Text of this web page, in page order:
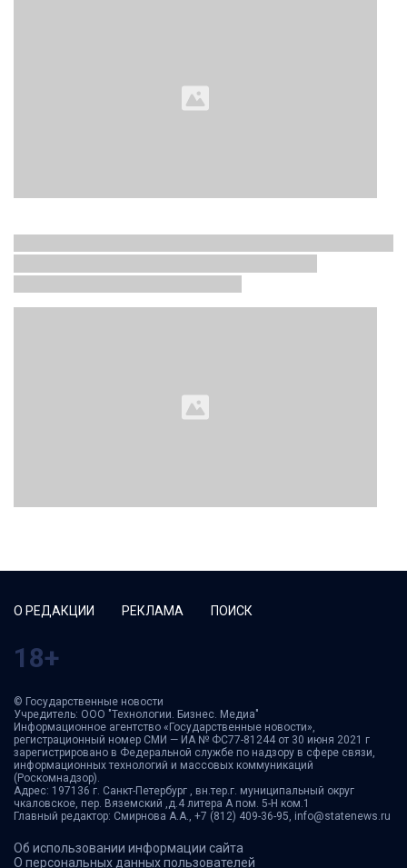
О РЕДАКЦИИ РЕКЛАМА ПОИСК
18+
© Государственные новости
Учредитель: ООО "Технологии. Бизнес. Медиа"
Информационное агентство «Государственные новости»,
регистрационный номер СМИ — ИА № ФС77-81244 от 30 июня 2021 г
зарегистрировано в Федеральной службе по надзору в сфере связи,
информационных технологий и массовых коммуникаций
(Роскомнадзор).
Адрес: 197136 г. Санкт-Петербург , вн.тер.г. муниципальный округ
чкаловское, пер. Вяземский ,д.4 литера А пом. 5-Н ком.1
Главный редактор: Смирнова А.А., +7 (812) 409-36-95, info@statenews.ru
Об использовании информации сайта
О персональных данных пользователей